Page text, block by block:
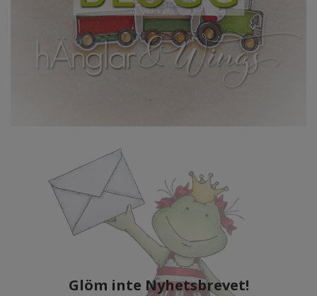
Glöm inte Nyhetsbrevet!